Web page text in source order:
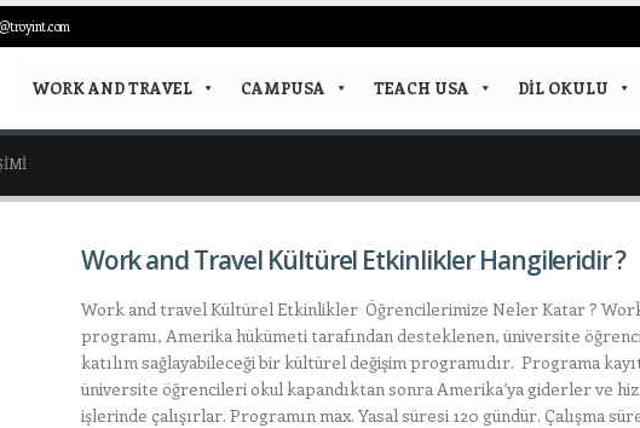
WORK AND TRAVEL CAMPUSA TEACH USA DIL OKULU
Work and Travel Kültürel Etkinlikler Hangileridir ?
Work and travel Kültürel Etkinlikler Öğrencilerimize Neler Katar ?
programı, Amerika hükümeti tarafından desteklenen, üniversite
katılım sağlayabileceği bir kültürel değişim programıdır. Programa
üniversite öğrencileri okul kapandıktan sonra Amerika’ya giderler ve
işlerinde çalışırlar. Programın max. Yasal süresi 120 gündür. Çalışma